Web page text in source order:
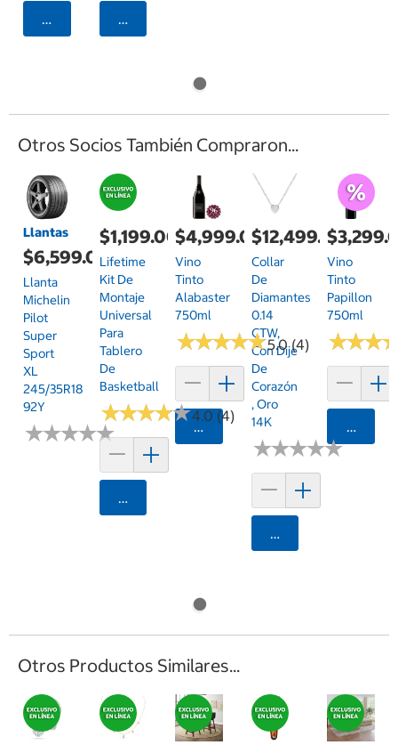
Agregar Agregar
Otros Socios También Compraron...
Llantas
$6,599.00
Llanta
Michelin
Pilot
Super
Sport
XL
245/35R18
92Y
★★★★★
★★★★★
$1,199.00
Lifetime
Kit De
Montaje
Universal
Para
Tablero
De
Basketball
★★★★★
★★★★★4.0 (4)
Agregar
$4,999.00
Vino
Tinto
Alabaster
750ml
★★★★★
★★★★★5.0 (4)
Agregar
$12,499.00
Collar
De
Diamantes
0.14
CTW,
Con Dije
De
Corazón
, Oro
14K
★★★★★
★★★★★
Agregar
Vino
Tinto
Papillon
750ml
★★★
★★★
Otros Productos Similares...